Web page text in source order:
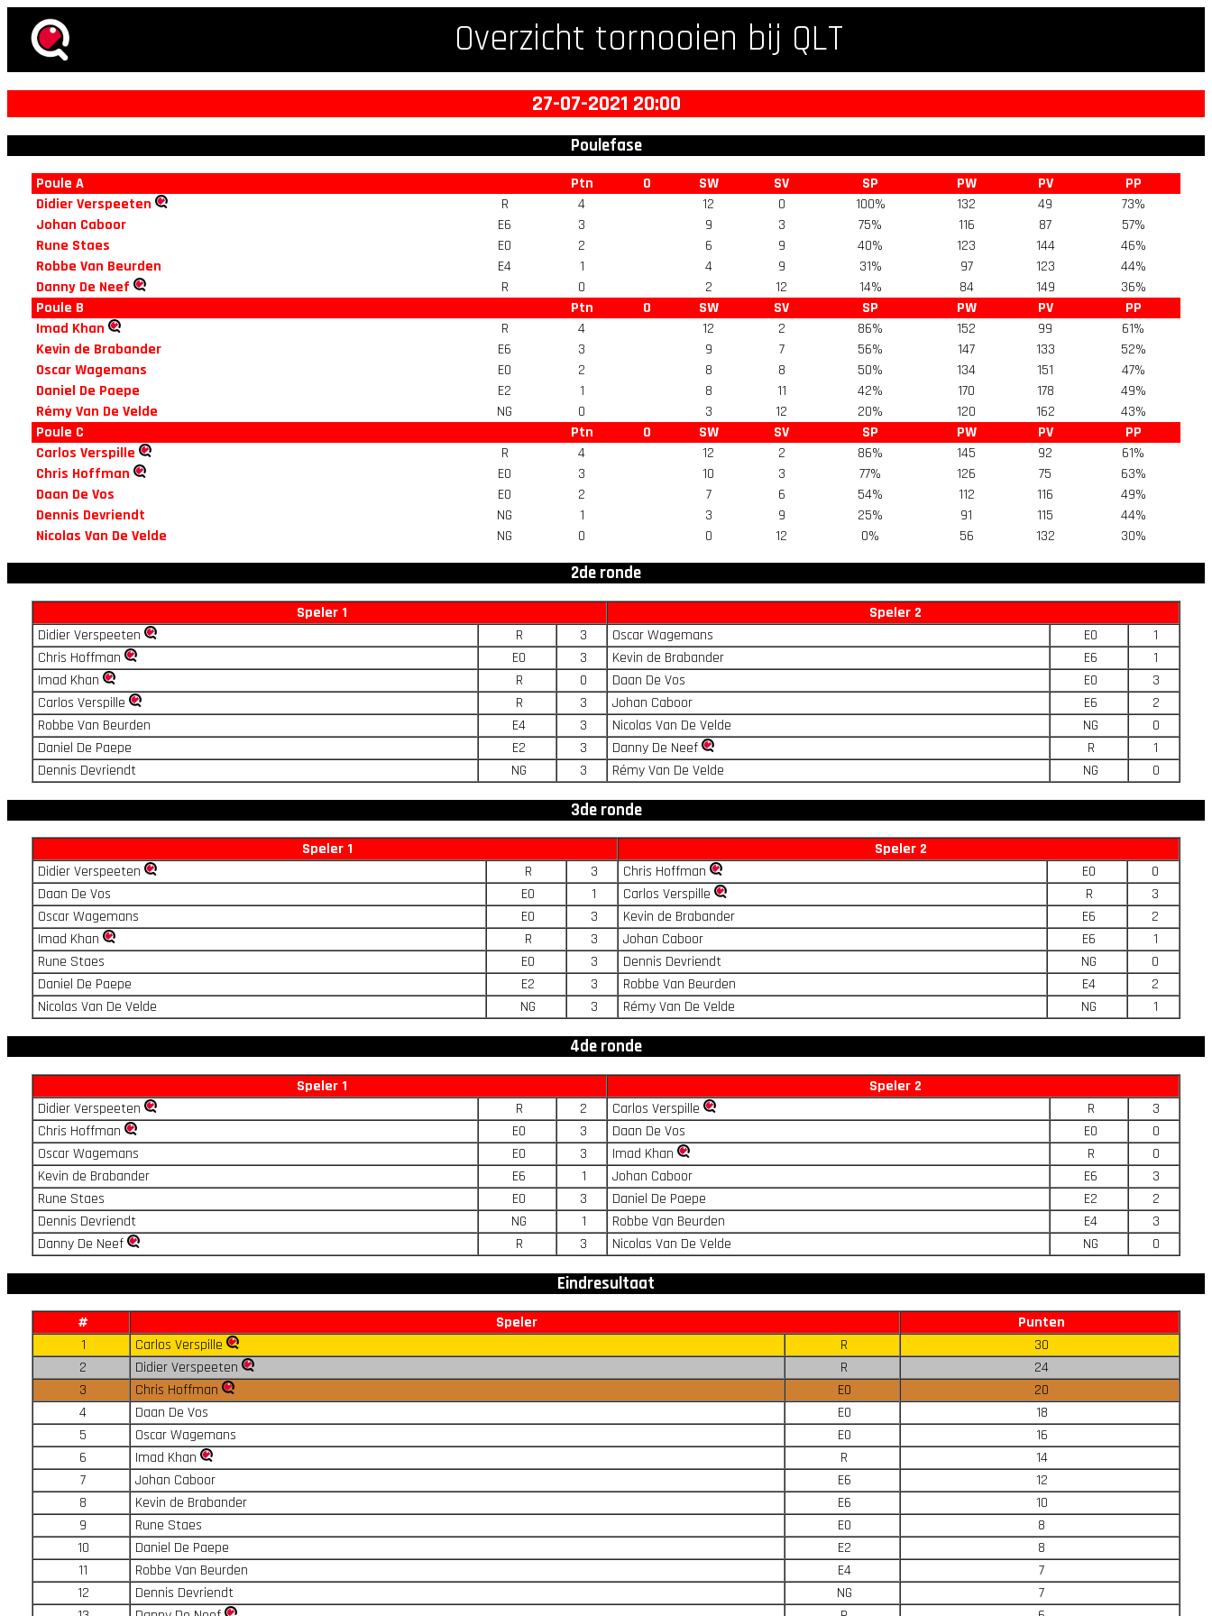
Overzicht tornooien bij QLT
27-07-2021 20:00
Poulefase
Poule A Ptn O SW SV SP PW PV
PP
Didier Verspeeten
R 4 12 0 100% 132 49
73%
Johan Caboor
E6 3 9 3 75% 116 87
57%
Rune Staes
E0 2 6 9 40% 123 144
46%
Robbe Van Beurden
E4 1 4 9 31% 97 123
44%
Danny De Neef
R 0 2 12 14% 84 149
36%
Poule B
Ptn O SW SV SP PW PV
PP
Imad Khan
R 4 12 2 86% 152 99
61%
Kevin de Brabander
E6 3 9 7 56% 147 133
52%
Oscar Wagemans
E0 2 8 8 50% 134 151
47%
Daniel De Paepe
E2 1 8 11 42% 170 178
49%
Rémy Van De Velde
NG 0 3 12 20% 120 162
43%
Poule C
Ptn O SW SV SP PW PV
PP
Carlos Verspille
R 4 12 2 86% 145 92
61%
Chris Hoffman
E0 3 10 3 77% 126 75
63%
Daan De Vos
E0 2 7 6 54% 112 116
49%
Dennis Devriendt
NG 1 3 9 25% 91 115
44%
Nicolas Van De Velde
NG 0 0 12 0% 56 132 30%
2de ronde
Speler 1
Speler 2
Didier Verspeeten
R 3 Oscar Wagemans E0
1
Chris Hoffman
E0 3 Kevin de Brabander E6
1
Imad Khan
R 0 Daan De Vos E0
3
Carlos Verspille
R 3 Johan Caboor E6
2
Robbe Van Beurden
E4 3 Nicolas Van De Velde NG
0
Daniel De Paepe
E2 3 Danny De Neef R
1
Dennis Devriendt
NG 3 Rémy Van De Velde NG 0
3de ronde
Speler 1
Speler 2
Didier Verspeeten
R 3 Chris Hoffman E0
0
Daan De Vos
E0 1 Carlos Verspille R
3
Oscar Wagemans
E0 3 Kevin de Brabander E6
2
Imad Khan
R 3 Johan Caboor E6
1
Rune Staes
E0 3 Dennis Devriendt NG
0
Daniel De Paepe
E2 3 Robbe Van Beurden E4
2
Nicolas Van De Velde
NG 3 Rémy Van De Velde NG 1
4de ronde
Speler 1
Speler 2
Didier Verspeeten
R 2 Carlos Verspille R
3
Chris Hoffman
E0 3 Daan De Vos E0
0
Oscar Wagemans
E0 3 Imad Khan R
0
Kevin de Brabander
E6 1 Johan Caboor E6
3
Rune Staes
E0 3 Daniel De Paepe E2
2
Dennis Devriendt
NG 1 Robbe Van Beurden E4
3
Danny De Neef
R 3 Nicolas Van De Velde NG 0
Eindresultaat
# Speler
Punten
1
Carlos Verspille R
30
2
Didier Verspeeten R
24
3
Chris Hoffman E0
20
4
Daan De Vos E0
18
5
Oscar Wagemans E0
16
6
Imad Khan R
14
7
Johan Caboor E6
12
8
Kevin de Brabander E6
10
9
Rune Staes E0
8
10
Daniel De Paepe E2
8
11
Robbe Van Beurden E4
7
12
Dennis Devriendt NG
7